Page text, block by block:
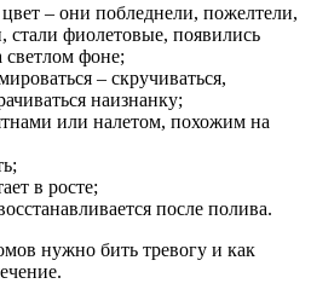
– они побледнели, пожелтели,
стали фиолетовые, появились
фоне;
– скручиваться,
наизнанку;
или налетом, похожим на
в росте;
после полива.
нужно бить тревогу и как